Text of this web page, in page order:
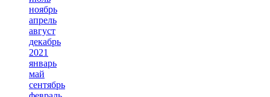
ноябрь
апрель
август
декабрь
2021
январь
май
сентябрь